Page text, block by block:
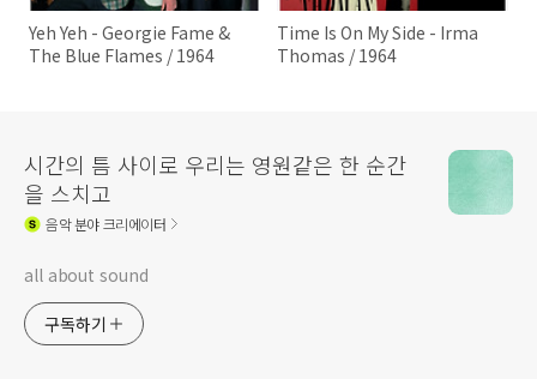
Yeh Yeh - Georgie Fame &
The Blue Flames / 1964
Time Is On My Side - Irma
Thomas / 1964
시간의 틈 사이로 우리는 영원같은 한 순간
을 스치고
음악분야 크리에이터
all about sound
구독하기